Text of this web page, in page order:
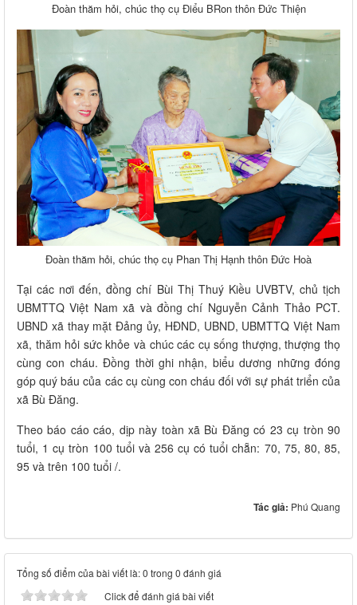
Đoàn thăm hỏi, chúc thọ cụ Điểu BRon thôn Đức Thiện
Đoàn thăm hỏi, chúc thọ cụ Phan Thị Hạnh thôn Đức Hoà
Tại các nơi đến, đồng chí Bùi Thị Thuý Kiều UVBTV, chủ tịch
UBMTTQ Việt Nam xã và đồng chí Nguyễn Cảnh Thảo PCT.
UBND xã thay mặt Đảng ủy, HĐND, UBND, UBMTTQ Việt Nam
xã, thăm hỏi sức khỏe và chúc các cụ sống thượng, thượng thọ
cùng con cháu. Đồng thời ghi nhận, biểu dương những đóng
góp quý báu của các cụ cùng con cháu đối với sự phát triển của
xã Bù Đăng.
Theo báo cáo cáo, dịp này toàn xã Bù Đăng có 23 cụ tròn 90
tuổi, 1 cụ tròn 100 tuổi và 256 cụ có tuổi chẵn: 70, 75, 80, 85,
95 và trên 100 tuổi /.
Tác giả: Phú Quang
Tổng số điểm của bài viết là: 0 trong 0 đánh giá
Click để đánh giá bài viết